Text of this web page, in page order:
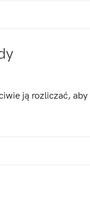
ją rozliczać,